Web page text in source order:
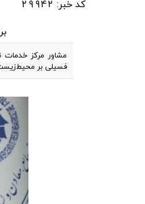
کد خبر: 29942
مشاور مرکز خدمات
فسیلی بر